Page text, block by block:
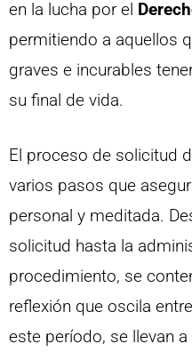
en la lucha por el
permitiendo a aquellos
graves e incurables
su final de vida.
El proceso de solicitud
varios pasos que
personal y meditada.
solicitud hasta la
procedimiento, se
reflexión que oscila
este período, se llevan